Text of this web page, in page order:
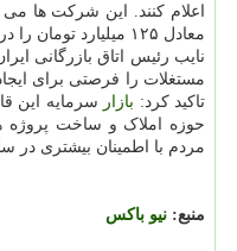
معادل ۱۲۵ میلیارد تومان را در اختیار داشته باشند.
نایب رئیس اتاق بازرگانی
مستغلات را فرصتی برای
تاکید کرد: بازار
سرمایه این
حوزه املاک و ساخت
مردم با اطمینان بیشتری در
منبع: نیو باكس